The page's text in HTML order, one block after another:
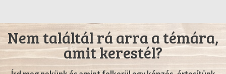
Nem találtál rá arra a témára,
amit kerestél?